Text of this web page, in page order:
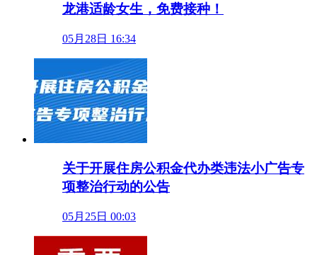
龙港适龄女生，免费接种！
05月28日 16:34
关于开展住房公积金代办类违法小广告专
项整治行动的公告
05月25日 00:03